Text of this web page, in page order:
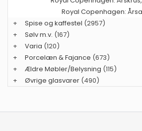
Royal Copenhagen:
+
Spise og kaffestel (2957)
+
Sølv m.v. (167)
+
Varia (120)
+
Porcelæn & Fajance (673)
+
Ældre Møbler/Belysning (115)
+
Øvrige glasvarer (490)